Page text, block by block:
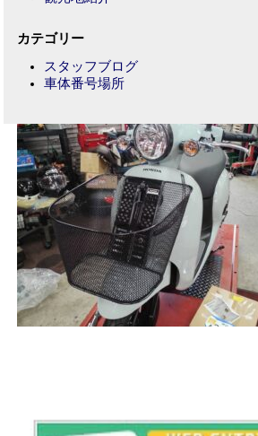
カテゴリー
スタッフブログ
車体番号場所